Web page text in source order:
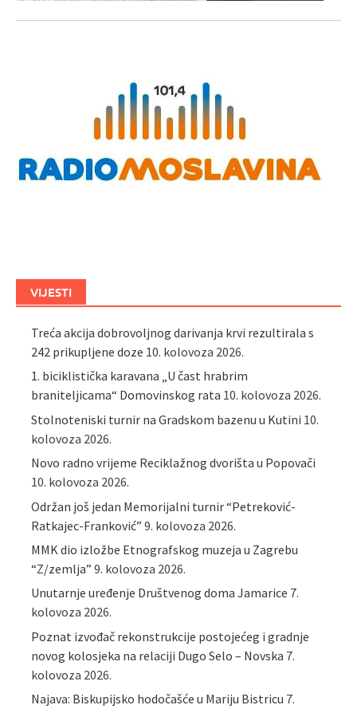
VIJESTI
Treća akcija dobrovoljnog darivanja krvi rezultirala s
242 prikupljene doze 10. kolovoza 2026.
1. biciklistička karavana „U čast hrabrim
braniteljicama“ Domovinskog rata 10. kolovoza 2026.
Stolnoteniski turnir na Gradskom bazenu u Kutini 10.
kolovoza 2026.
Novo radno vrijeme Reciklažnog dvorišta u Popovači
10. kolovoza 2026.
Održan još jedan Memorijalni turnir “Petreković-
Ratkajec-Franković” 9. kolovoza 2026.
MMK dio izložbe Etnografskog muzeja u Zagrebu
“Z/zemlja” 9. kolovoza 2026.
Unutarnje uređenje Društvenog doma Jamarice 7.
kolovoza 2026.
Poznat izvođač rekonstrukcije postojećeg i gradnje
novog kolosjeka na relaciji Dugo Selo – Novska 7.
kolovoza 2026.
Najava: Biskupijsko hodočašće u Mariju Bistricu 7.